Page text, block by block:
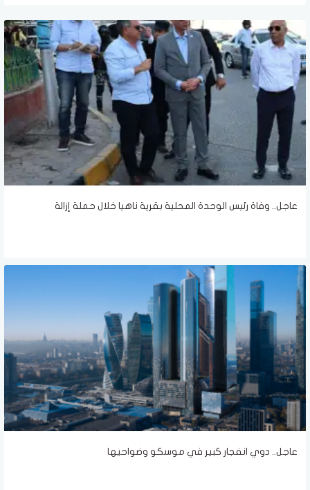
عاجل.. وفاة رئيس الوحدة المحلية بقرية ناهيا خلال حملة إزالة
عاجل.. دوي انفجار كبير في موسكو وضواحيها